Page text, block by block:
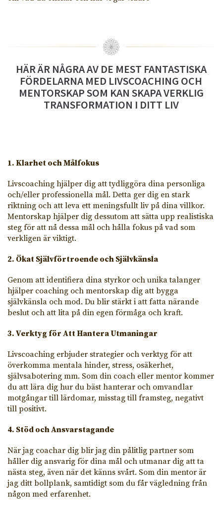
HÄR ÄR NÅGRA AV DE MEST FANTASTISKA
FÖRDELARNA MED LIVSCOACHING OCH
MENTORSKAP SOM KAN SKAPA VERKLIG
TRANSFORMATION I DITT LIV
1. Klarhet och Målfokus
Livscoaching hjälper dig att tydliggöra dina personliga
och/eller professionella mål. Detta ger dig en stark
riktning och att leva ett meningsfullt liv på dina villkor.
Mentorskap hjälper dig dessutom att sätta upp realistiska
steg för att nå dessa mål och hålla fokus på vad som
verkligen är viktigt.
2. Ökat Självförtroende och Självkänsla
Genom att identifiera dina styrkor och unika talanger
hjälper coaching och mentorskap dig att bygga
självkänsla och mod. Du blir stärkt i att fatta närande
beslut och att lita på din egen förmåga och kraft.
3. Verktyg för Att Hantera Utmaningar
Livscoaching erbjuder strategier och verktyg för att
överkomma mentala hinder, stress, osäkerhet,
självsabotering mm. Som din coach eller mentor kommer
du att lära dig hur du bäst hanterar och omvandlar
motgångar till lärdomar, misstag till framsteg, negativt
till positivt.
4. Stöd och Ansvarstagande
När jag coachar dig blir jag din pålitlig partner som
håller dig ansvarig för dina mål och utmanar dig att ta
nästa steg, även när det känns svårt. Som din mentor är
jag ditt bollplank, samtidigt som du får vägledning från
någon med erfarenhet.